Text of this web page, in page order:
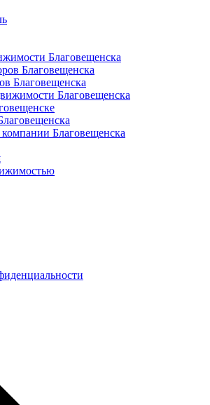
Благовещенска
Благовещенска
Благовещенска
Благовещенска
Благовещенска